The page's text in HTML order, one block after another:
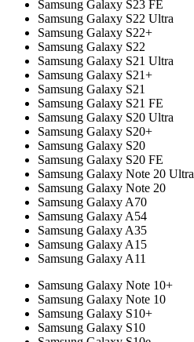
Samsung Galaxy S23 FE
Samsung Galaxy S22 Ultra
Samsung Galaxy S22+
Samsung Galaxy S22
Samsung Galaxy S21 Ultra
Samsung Galaxy S21+
Samsung Galaxy S21
Samsung Galaxy S21 FE
Samsung Galaxy S20 Ultra
Samsung Galaxy S20+
Samsung Galaxy S20
Samsung Galaxy S20 FE
Samsung Galaxy Note 20 Ultra
Samsung Galaxy Note 20
Samsung Galaxy A70
Samsung Galaxy A54
Samsung Galaxy A35
Samsung Galaxy A15
Samsung Galaxy A11
Samsung Galaxy Note 10+
Samsung Galaxy Note 10
Samsung Galaxy S10+
Samsung Galaxy S10